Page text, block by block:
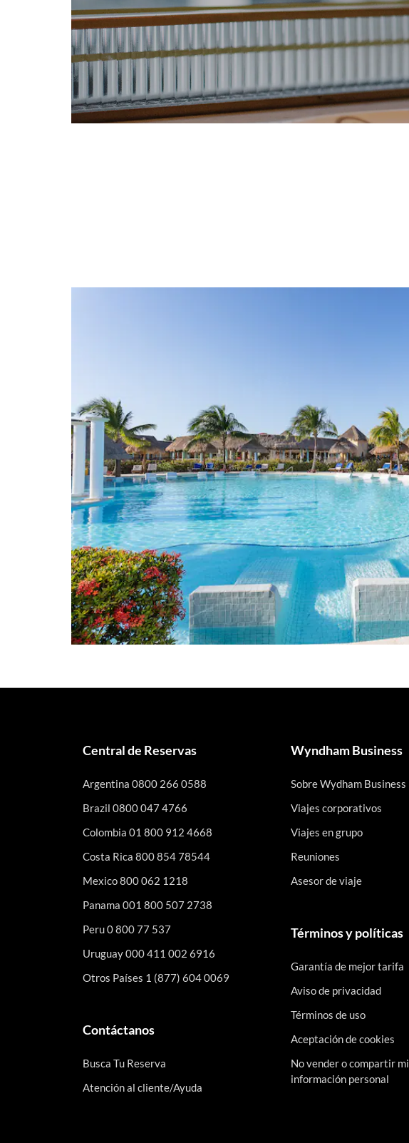
Central de Reservas
Argentina 0800 266 0588
Brazil 0800 047 4766
Colombia 01 800 912 4668
Costa Rica 800 854 78544
Mexico 800 062 1218
Panama 001 800 507 2738
Peru 0 800 77 537
Uruguay 000 411 002 6916
Otros Países 1 (877) 604 0069
Contáctanos
Busca Tu Reserva
Atención al cliente/Ayuda
Wyndham Business
Sobre Wydham Business
Viajes corporativos
Viajes en grupo
Reuniones
Asesor de viaje
Términos y políticas
Garantía de mejor tarifa
Aviso de privacidad
Términos de uso
Aceptación de cookies
No vender o compartir mi
información personal